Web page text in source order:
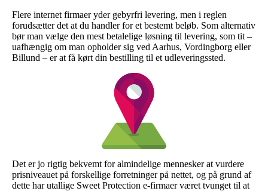
Flere internet firmaer yder gebyrfri levering, men i reglen
forudsætter det at du handler for et bestemt beløb. Som alternativ
bør man vælge den mest betalelige løsning til levering, som tit –
uafhængig om man opholder sig ved Aarhus, Vordingborg eller
Billund – er at få kørt din bestilling til et udleveringssted.
Det er jo rigtig bekvemt for almindelige mennesker at vurdere
prisniveauet på forskellige forretninger på nettet, og på grund af
dette har utallige Sweet Protection e-firmaer været tvunget til at